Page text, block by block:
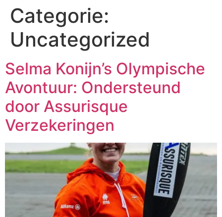
Categorie:
Uncategorized
Selma Konijn’s Olympische
Avontuur: Ondersteund
door Assurisque
Verzekeringen